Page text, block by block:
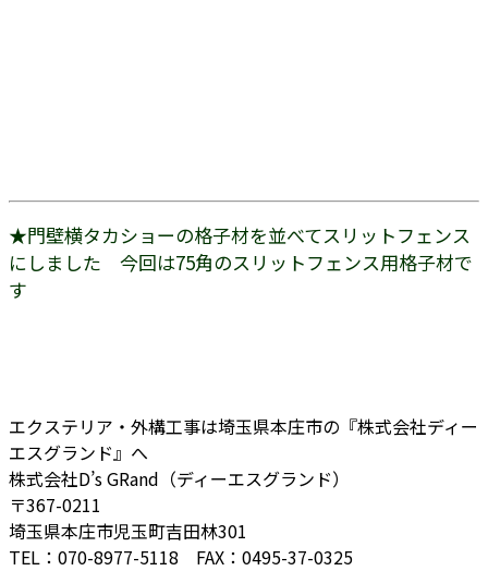
★門壁横タカショーの格子材を並べてスリットフェンス
にしました 今回は75角のスリットフェンス用格子材で
す
エクステリア・外構工事は埼玉県本庄市の『株式会社ディー
エスグランド』へ
株式会社D’s GRand（ディーエスグランド）
〒367-0211
埼玉県本庄市児玉町吉田林301
TEL：070-8977-5118 FAX：0495-37-0325